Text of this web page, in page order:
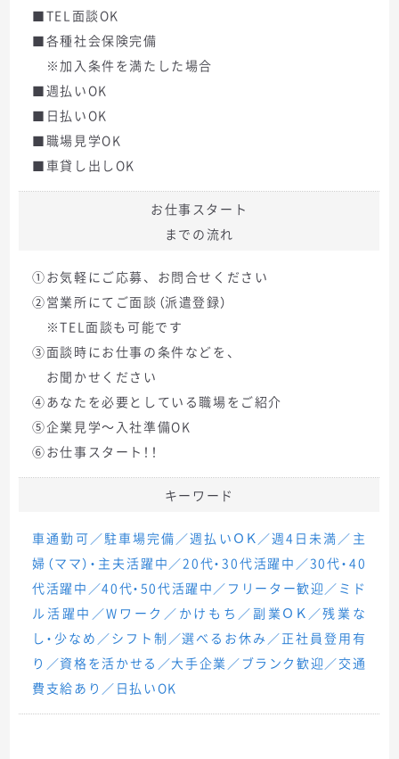
■TEL面談OK
■各種社会保険完備
※加入条件を満たした場合
■週払いOK
■日払いOK
■職場見学OK
■車貸し出しOK
お仕事スタート
までの流れ
①お気軽にご応募、お問合せください
②営業所にてご面談（派遣登録）
※TEL面談も可能です
③面談時にお仕事の条件などを、
お聞かせください
④あなたを必要としている職場をご紹介
⑤企業見学～入社準備OK
⑥お仕事スタート！！
キーワード
車通勤可／駐車場完備／週払いＯＫ／週4日未満／主
婦（ママ）・主夫活躍中／20代・30代活躍中／30代・40
代活躍中／40代・50代活躍中／フリーター歓迎／ミド
ル活躍中／Wワーク／かけもち／副業ＯＫ／残業な
し・少なめ／シフト制／選べるお休み／正社員登用有
り／資格を活かせる／大手企業／ブランク歓迎／交通
費支給あり／日払いOK